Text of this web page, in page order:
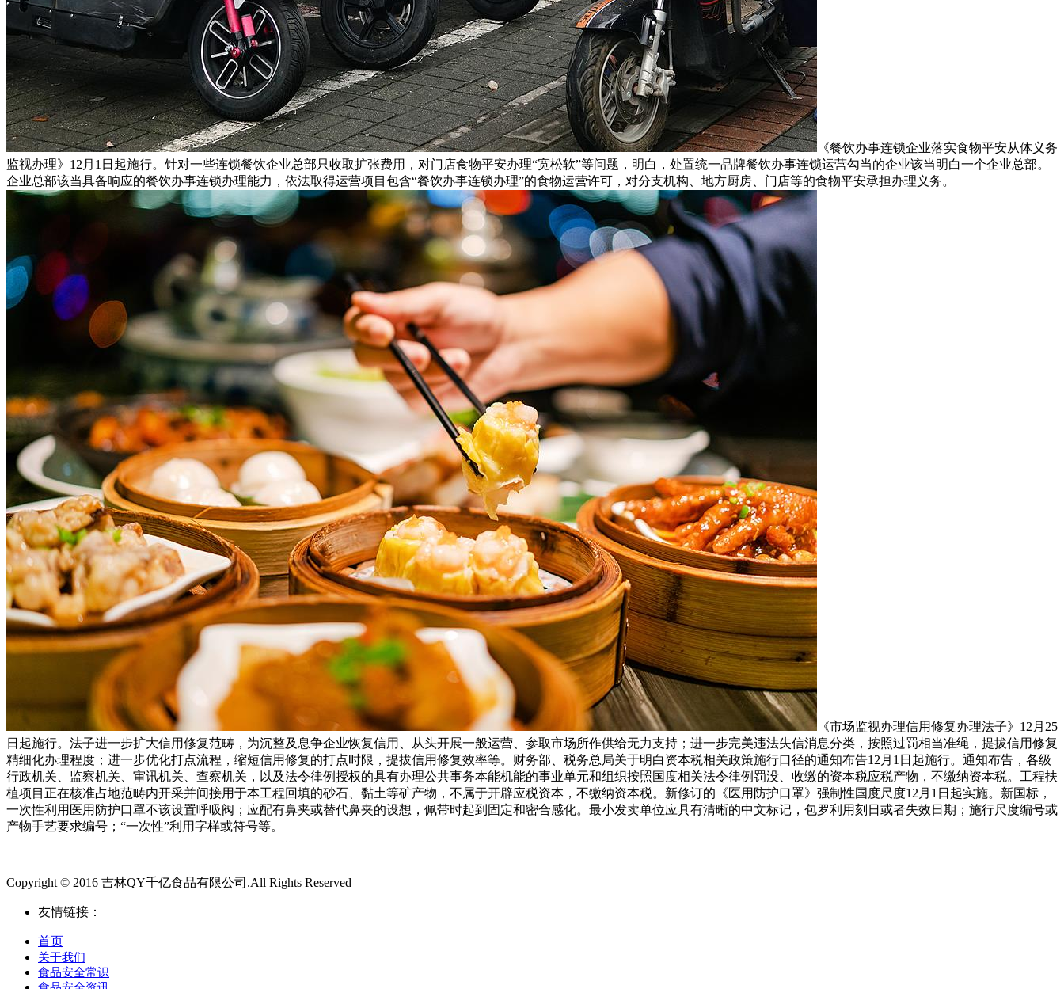
《餐饮办事连锁企业落实食物平安从体义务
监视办理》12月1日起施行。针对一些连锁餐饮企业总部只收取扩张费用，对门店食物平安办理“宽松软”等问题，明白，处置统一品牌餐饮办事连锁运营勾当的企业该当明白一个企业总部。
企业总部该当具备响应的餐饮办事连锁办理能力，依法取得运营项目包含“餐饮办事连锁办理”的食物运营许可，对分支机构、地方厨房、门店等的食物平安承担办理义务。
《市场监视办理信用修复办理法子》12月25
日起施行。法子进一步扩大信用修复范畴，为沉整及息争企业恢复信用、从头开展一般运营、参取市场所作供给无力支持；进一步完美违法失信消息分类，按照过罚相当准绳，提拔信用修复
精细化办理程度；进一步优化打点流程，缩短信用修复的打点时限，提拔信用修复效率等。财务部、税务总局关于明白资本税相关政策施行口径的通知布告12月1日起施行。通知布告，各级
行政机关、监察机关、审讯机关、查察机关，以及法令律例授权的具有办理公共事务本能机能的事业单元和组织按照国度相关法令律例罚没、收缴的资本税应税产物，不缴纳资本税。工程扶
植项目正在核准占地范畴内开采并间接用于本工程回填的砂石、黏土等矿产物，不属于开辟应税资本，不缴纳资本税。新修订的《医用防护口罩》强制性国度尺度12月1日起实施。新国标，
一次性利用医用防护口罩不该设置呼吸阀；应配有鼻夹或替代鼻夹的设想，佩带时起到固定和密合感化。最小发卖单位应具有清晰的中文标记，包罗利用刻日或者失效日期；施行尺度编号或
产物手艺要求编号；“一次性”利用字样或符号等。
Copyright © 2016 吉林QY千亿食品有限公司.All Rights Reserved
友情链接：
首页
关于我们
食品安全常识